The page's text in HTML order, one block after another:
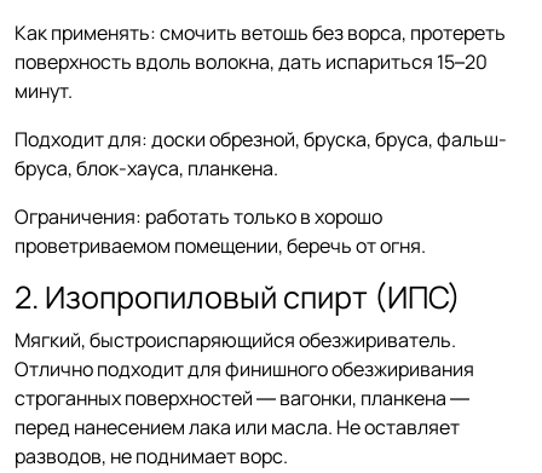
Как применять: смочить ветошь без ворса, протереть
поверхность вдоль волокна, дать испариться 15–20
минут.
Подходит для: доски обрезной, бруска, бруса, фальш-
бруса, блок-хауса, планкена.
Ограничения: работать только в хорошо
проветриваемом помещении, беречь от огня.
2. Изопропиловый спирт (ИПС)
Мягкий, быстроиспаряющийся обезжириватель.
Отлично подходит для финишного обезжиривания
строганных поверхностей — вагонки, планкена —
перед нанесением лака или масла. Не оставляет
разводов, не поднимает ворс.